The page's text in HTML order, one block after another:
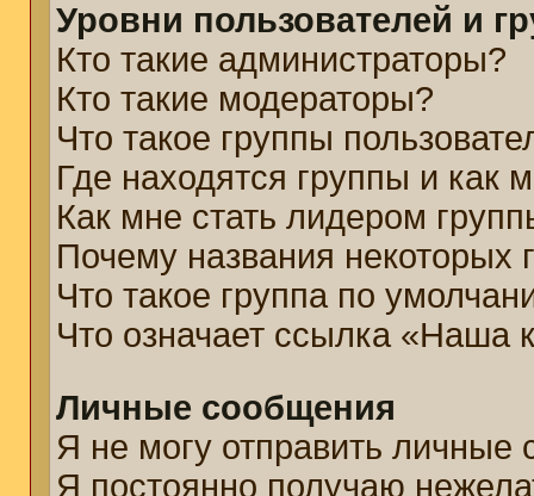
Уровни пользователей и
Кто такие администраторы?
Кто такие модераторы?
Что такое группы
Где находятся группы и как
Как мне стать лидером
Почему названия некоторых
Что такое группа по
Что означает ссылка «Наша
Личные сообщения
Я не могу отправить личные
Я постоянно получаю